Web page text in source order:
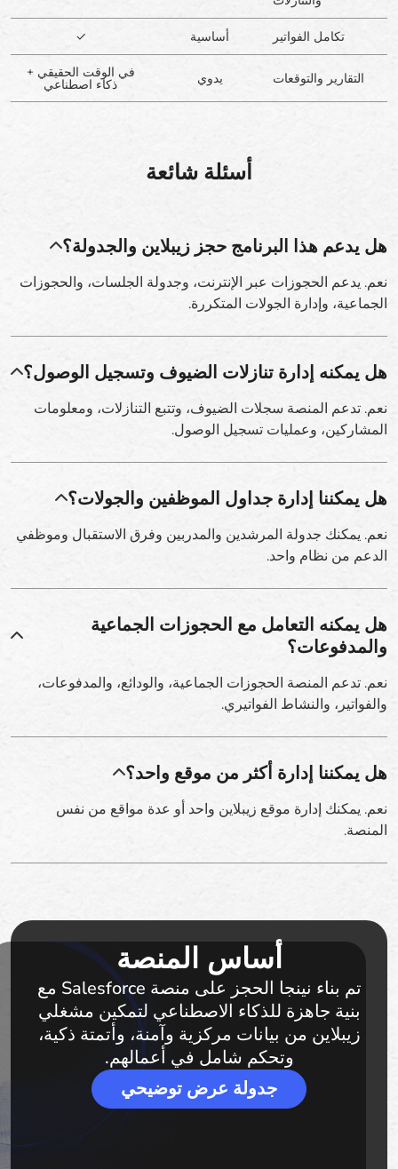
تكامل الفواتير أساسية
التقارير والتوقعات يدوي في الوقت الحقيقي +
ذكاء اصطناعي
أسئلة شائعة
هل يدعم هذا البرنامج حجز زيبلاين والجدولة؟
نعم. يدعم الحجوزات عبر الإنترنت، وجدولة الجلسات، والحجوزات
الجماعية، وإدارة الجولات المتكررة.
هل يمكنه إدارة تنازلات الضيوف وتسجيل الوصول؟
نعم. تدعم المنصة سجلات الضيوف، وتتبع التنازلات، ومعلومات
المشاركين، وعمليات تسجيل الوصول.
هل يمكننا إدارة جداول الموظفين والجولات؟
نعم. يمكنك جدولة المرشدين والمدربين وفرق الاستقبال وموظفي
الدعم من نظام واحد.
هل يمكنه التعامل مع الحجوزات الجماعية
والمدفوعات؟
نعم. تدعم المنصة الحجوزات الجماعية، والودائع، والمدفوعات،
والفواتير، والنشاط الفواتيري.
هل يمكننا إدارة أكثر من موقع واحد؟
نعم. يمكنك إدارة موقع زيبلاين واحد أو عدة مواقع من نفس
المنصة.
أساس المنصة
تم بناء نينجا الحجز على منصة Salesforce مع
بنية جاهزة للذكاء الاصطناعي لتمكين مشغلي
زيبلاين من بيانات مركزية وآمنة، وأتمتة ذكية،
وتحكم شامل في أعمالهم.
جدولة عرض توضيحي